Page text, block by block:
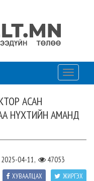
Toggle
АСАН
НҮХТИЙН АМАНД
2025-04-11, 47053
ЖИРГЭХ
ХУВААЛЦАХ